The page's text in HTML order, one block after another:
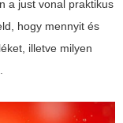
a just vonal praktikus
hogy mennyit és
illetve milyen